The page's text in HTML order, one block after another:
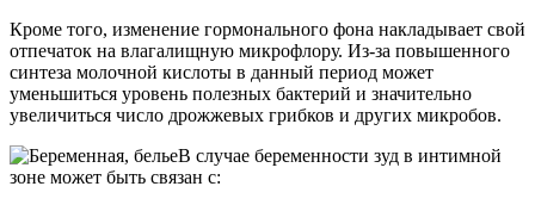
Кроме того, изменение гормонального фона накладывает свой
отпечаток на влагалищную микрофлору. Из-за повышенного
синтеза молочной кислоты в данный период может
уменьшиться уровень полезных бактерий и значительно
увеличиться число дрожжевых грибков и других микробов.
В случае беременности зуд в интимной
зоне может быть связан с: